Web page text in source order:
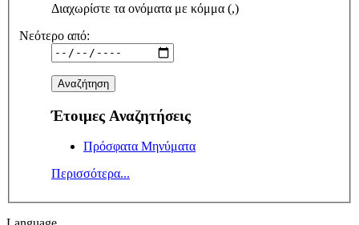
Διαχωρίστε τα ονόματα με κόμμα (,)
Νεότερο από:
Έτοιμες Αναζητήσεις
Πρόσφατα Μηνύματα
Περισσότερα...